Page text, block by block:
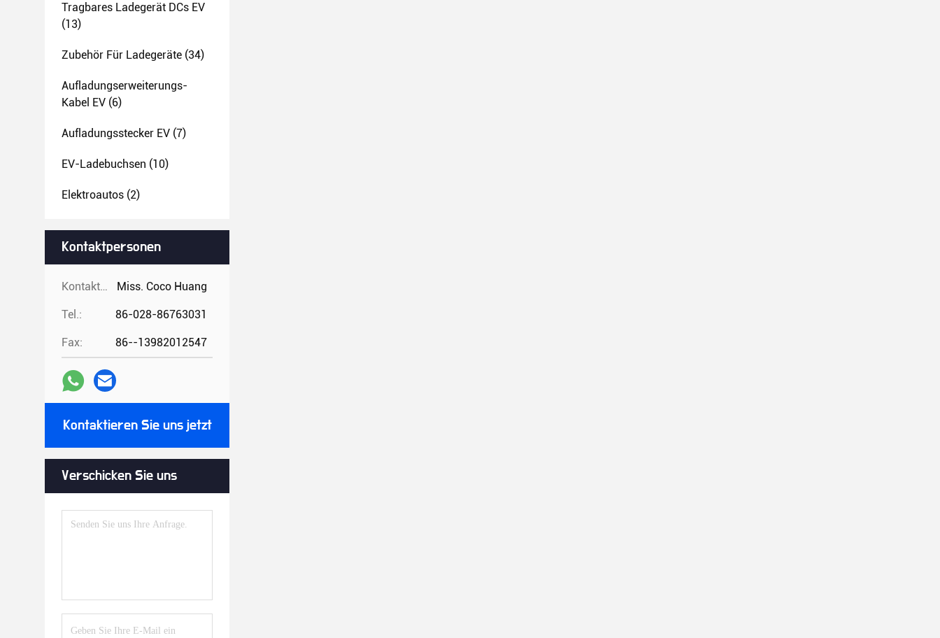
Tragbares Ladegerät DCs EV
(13)
Zubehör Für Ladegeräte (34)
Aufladungserweiterungs-
Kabel EV (6)
Aufladungsstecker EV (7)
EV-Ladebuchsen (10)
Elektroautos (2)
Kontaktpersonen
Kontaktpersonen: Miss. Coco Huang
Tel.: 86-028-86763031
Fax: 86--13982012547
Kontaktieren Sie uns jetzt
Verschicken Sie uns